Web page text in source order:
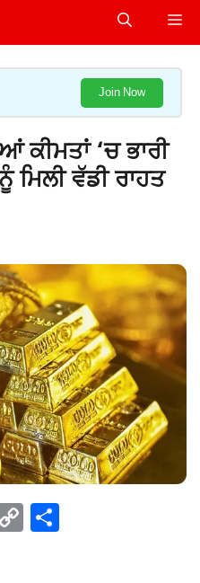
Join Now
ਕੀਮਤਾਂ ‘ਚ ਭਾਰੀ
ਮਿਲੀ ਵੱਡੀ ਰਾਹਤ
C